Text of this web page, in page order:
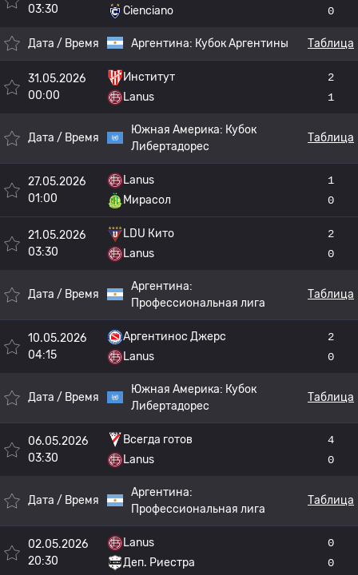
03:30
Cienciano
0
Дата / Время Аргентина: Кубок Аргентины Таблица
31.05.2026
00:00
Институт
Lanus
2
1
Дата / Время
Южная Америка: Кубок
Либертадорес
Таблица
27.05.2026
01:00
Lanus
Мирасол
1
0
21.05.2026
03:30
LDU Кито
Lanus
2
0
Дата / Время
Аргентина:
Профессиональная лига
Таблица
10.05.2026
04:15
Аргентинос Джерс
Lanus
2
0
Дата / Время
Южная Америка: Кубок
Либертадорес
Таблица
06.05.2026
03:30
Всегда готов
Lanus
4
0
Дата / Время
Аргентина:
Профессиональная лига
Таблица
02.05.2026
20:30
Lanus
Деп. Риестра
0
0